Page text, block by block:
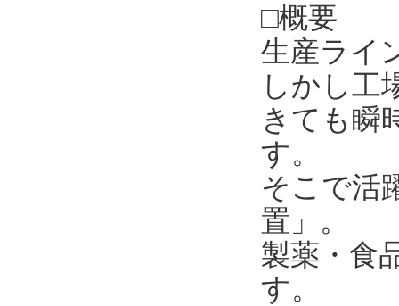
□概要
生産ライ
しかし工
きても瞬
す。
そこで活
置」。
製薬・食
す。